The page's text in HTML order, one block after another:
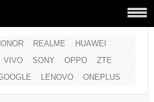
REALME
HUAWEI
VIVO SONY OPPO
ZTE
LENOVO ONEPLUS